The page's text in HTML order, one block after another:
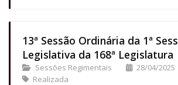
13ª Sessão Ordinária da 1ª
Legislativa da 168ª Legislatura
Sessões Regimentais 28/04/2025
Realizada